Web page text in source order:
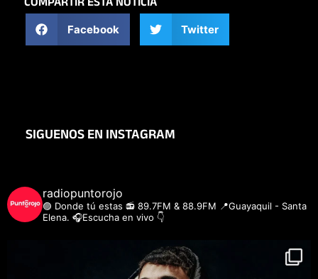
COMPARTIR ESTA NOTICIA
Facebook Twitter
SIGUENOS EN INSTAGRAM
radiopuntorojo
🟣 Donde tú estas 📻 89.7FM & 88.9FM 📍Guayaquil - Santa
Elena. 🎧Escucha en vivo 👇